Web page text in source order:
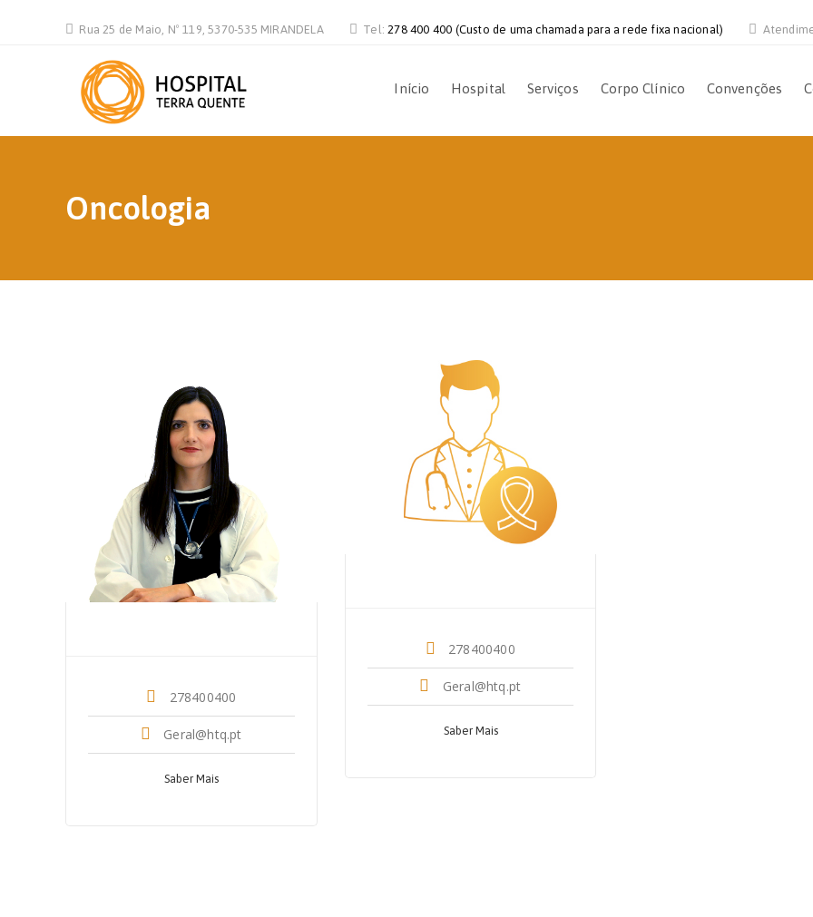
Rua 25 de Maio, Nº 119, 5370-535 MIRANDELA Tel:278 400 400 (Custo de uma chamada para a rede fixa nacional)
Início Hospital Serviços Corpo Clínico Convenções
Oncologia
278400400
Geral@htq.pt
Saber Mais
278400400
Geral@htq.pt
Saber Mais